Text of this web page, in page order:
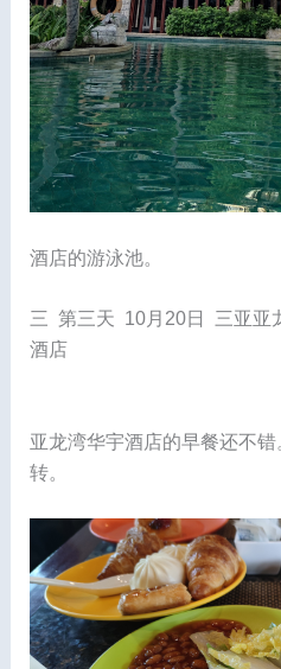
酒店的游泳池。
三 第三天 10月20日 三亚亚
酒店
亚龙湾华宇酒店的早餐还不
转。